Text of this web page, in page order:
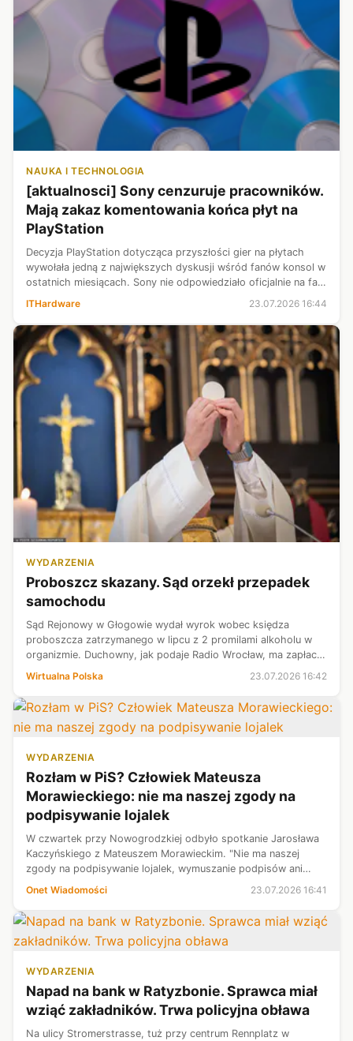
NAUKA I TECHNOLOGIA
[aktualnosci] Sony cenzuruje pracowników.
Mają zakaz komentowania końca płyt na
PlayStation
Decyzja PlayStation dotycząca przyszłości gier na płytach
wywołała jedną z największych dyskusji wśród fanów konsol w
ostatnich miesiącach. Sony nie odpowiedziało oficjalnie na falę
komentować sprawy...
ITHardware 23.07.2026 16:44
WYDARZENIA
Proboszcz skazany. Sąd orzekł przepadek
samochodu
Sąd Rejonowy w Głogowie wydał wyrok wobec księdza
proboszcza zatrzymanego w lipcu z 2 promilami alkoholu w
organizmie. Duchowny, jak podaje Radio Wrocław, ma zapłacić
9 tys. zł grzywny, przez trzy lata nie będzie mógł prowadzić
Wirtualna Polska 23.07.2026 16:42
WYDARZENIA
Rozłam w PiS? Człowiek Mateusza
Morawieckiego: nie ma naszej zgody na
podpisywanie lojalek
W czwartek przy Nowogrodzkiej odbyło spotkanie Jarosława
Kaczyńskiego z Mateuszem Morawieckim. "Nie ma naszej
zgody na podpisywanie lojalek, wymuszanie podpisów ani
składanie upokarzających deklaracji" — napisał na platformie X
Onet Wiadomości 23.07.2026 16:41
WYDARZENIA
Napad na bank w Ratyzbonie. Sprawca miał
wziąć zakładników. Trwa policyjna obława
Na ulicy Stromerstrasse, tuż przy centrum Rennplatz w